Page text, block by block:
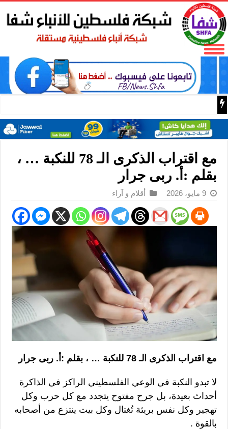
باسم الرئيس: وزير الداخلية زياد هب الريح يمنح العميد
مع اقتراب الذكرى الـ 78 للنكبة … ،
بقلم :أ. ربى جرار
9 مايو، 2026 أقلام و آراء
مع اقتراب الذكرى الـ 78 للنكبة … ، بقلم :أ. ربى جرار
لا تبدو النكبة في الوعي الفلسطيني الراكز في الذاكرة
أحداث بعيدة، بل جرح مفتوح يتجدد مع كل حرب وكل
تهجير وكل نفس بريئة تُغتال وكل بيت ينتزع من أصحابه
بالقوة .